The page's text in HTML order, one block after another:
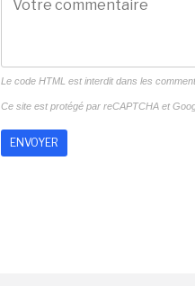
Le code HTML est interdit dans les
Ce site est protégé par reCAPTCHA et